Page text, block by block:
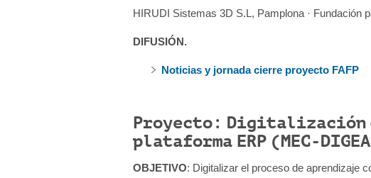
HIRUDI Sistemas 3D S.L, Pamplona · Fundación
DIFUSIÓN.
Noticias y jornada cierre proyecto FAFP
Proyecto: Digitalización
plataforma ERP (MEC-
OBJETIVO: Digitalizar el proceso de aprendizaje